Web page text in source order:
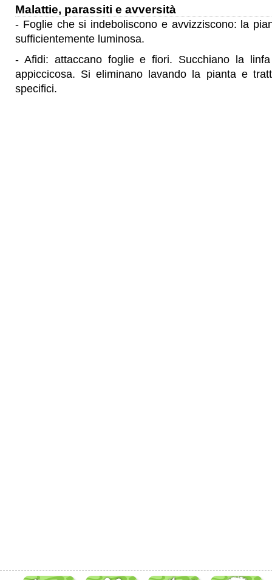
Malattie, parassiti e avversità
- Foglie che si indeboliscono e avvizziscono: la
sufficientemente luminosa.
- Afidi: attaccano foglie e fiori. Succhiano la
appiccicosa. Si eliminano lavando la pianta e
specifici.